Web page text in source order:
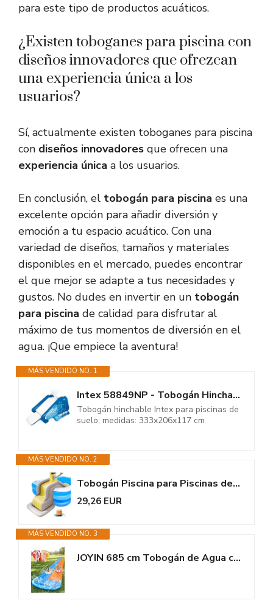
para este tipo de productos acuáticos.
¿Existen toboganes para piscina con
diseños innovadores que ofrezcan
una experiencia única a los
usuarios?
Sí, actualmente existen toboganes para piscina
con diseños innovadores que ofrecen una
experiencia única a los usuarios.
En conclusión, el tobogán para piscina es una
excelente opción para añadir diversión y
emoción a tu espacio acuático. Con una
variedad de diseños, tamaños y materiales
disponibles en el mercado, puedes encontrar
el que mejor se adapte a tus necesidades y
gustos. No dudes en invertir en un tobogán
para piscina de calidad para disfrutar al
máximo de tus momentos de diversión en el
agua. ¡Que empiece la aventura!
MÁS VENDIDO NO. 1
Intex 58849NP - Tobogán Hinchable con 2 pulverizadores 333 x 206 x 117 cm
Tobogán hinchable Intex para piscinas de
suelo; medidas: 333x206x117 cm
MÁS VENDIDO NO. 2
Tobogán Piscina para Piscinas de Tierra - Juguetes Exteriores Centro de...
29,26 EUR
MÁS VENDIDO NO. 3
JOYIN 685 cm Tobogán de Agua con 2 Tablas, tobogán acuático para césped...